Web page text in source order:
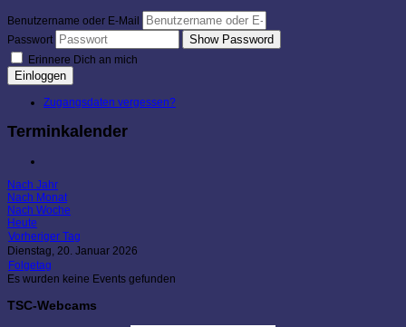
Benutzername oder E-Mail
Passwort
Show Password
Erinnere Dich an mich
Einloggen
Zugangsdaten vergessen?
Terminkalender
Nach Jahr
Nach Monat
Nach Woche
Heute
Vorheriger Tag
Dienstag, 20. Januar 2026
Folgetag
Es wurden keine Events gefunden
TSC-Webcams